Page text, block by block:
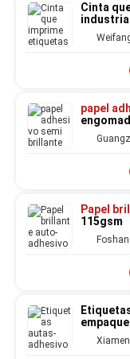
Cinta
brillante
papel
para la
Papel
115gsm
papel